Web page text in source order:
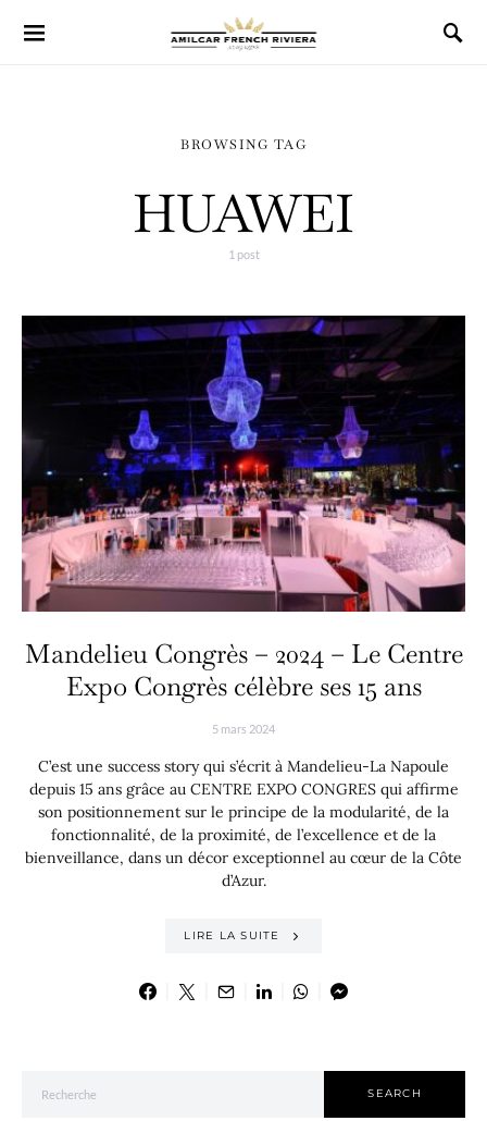
BROWSING TAG
HUAWEI
1 post
Mandelieu Congrès – 2024 – Le Centre
Expo Congrès célèbre ses 15 ans
5 mars 2024
C’est une success story qui s’écrit à Mandelieu-La Napoule
depuis 15 ans grâce au CENTRE EXPO CONGRES qui affirme
son positionnement sur le principe de la modularité, de la
fonctionnalité, de la proximité, de l’excellence et de la
bienveillance, dans un décor exceptionnel au cœur de la Côte
d’Azur.
LIRE LA SUITE
SEARCH